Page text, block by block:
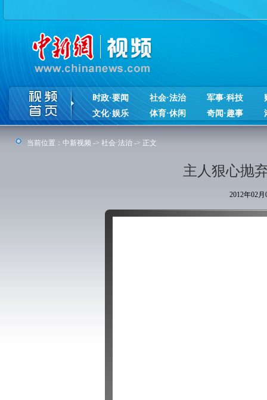
时政·要闻 社会·法治 军事·科技
文化·娱乐
体育·休闲 奇闻·趣事
当前位置： 中新视频 -> 社会·法治 -> 正文
主人狠心抛
2012年02